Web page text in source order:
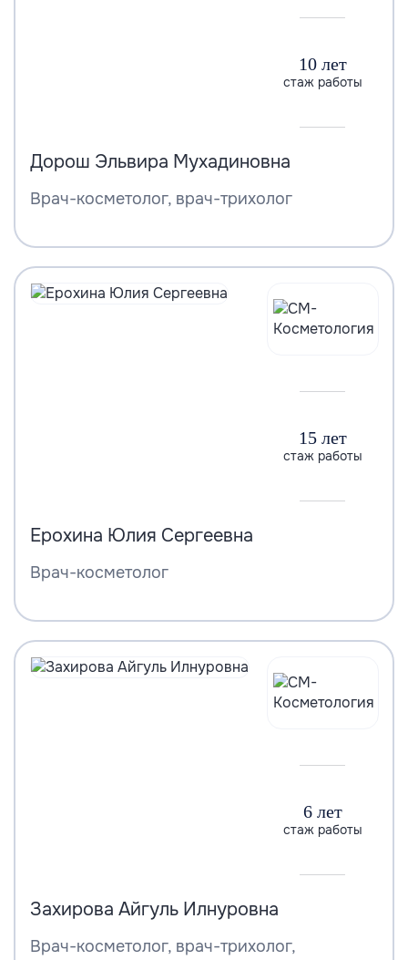
10 лет
стаж работы
Дорош Эльвира Мухадиновна
Врач-косметолог, врач-трихолог
15 лет
стаж работы
Ерохина Юлия Сергеевна
Врач-косметолог
6 лет
стаж работы
Захирова Айгуль Илнуровна
Врач-косметолог, врач-трихолог,